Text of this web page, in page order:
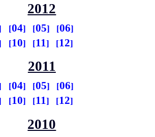
2012
04 05
06
10 11 12
2011
04 05
06
10 11 12
2010